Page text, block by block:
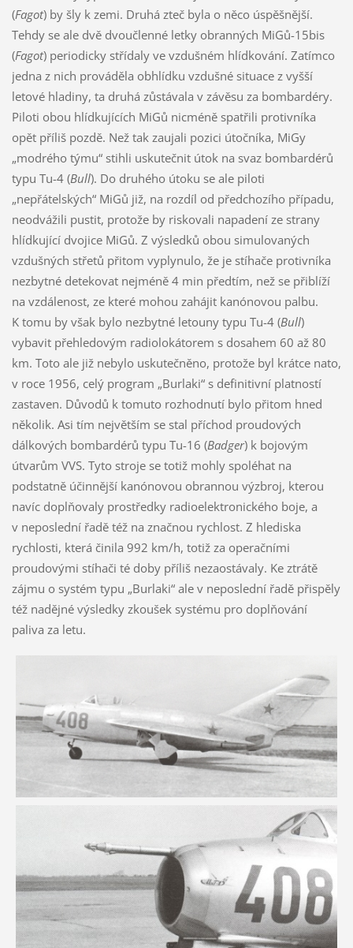
(Fagot) by šly k zemi. Druhá zteč byla o něco úspěšnější.
Tehdy se ale dvě dvoučlenné letky obranných MiGů-15bis
(Fagot) periodicky střídaly ve vzdušném hlídkování. Zatímco
jedna z nich prováděla obhlídku vzdušné situace z vyšší
letové hladiny, ta druhá zůstávala v závěsu za bombardéry.
Piloti obou hlídkujících MiGů nicméně spatřili protivníka
opět příliš pozdě. Než tak zaujali pozici útočníka, MiGy
„modrého týmu“ stihli uskutečnit útok na svaz bombardérů
typu Tu-4 (Bull). Do druhého útoku se ale piloti
„nepřátelských“ MiGů již, na rozdíl od předchozího případu,
neodvážili pustit, protože by riskovali napadení ze strany
hlídkující dvojice MiGů. Z výsledků obou simulovaných
vzdušných střetů přitom vyplynulo, že je stíhače protivníka
nezbytné detekovat nejméně 4 min předtím, než se přiblíží
na vzdálenost, ze které mohou zahájit kanónovou palbu.
K tomu by však bylo nezbytné letouny typu Tu-4 (Bull)
vybavit přehledovým radiolokátorem s dosahem 60 až 80
km. Toto ale již nebylo uskutečněno, protože byl krátce nato,
v roce 1956, celý program „Burlaki“ s definitivní platností
zastaven. Důvodů k tomuto rozhodnutí bylo přitom hned
několik. Asi tím největším se stal příchod proudových
dálkových bombardérů typu Tu-16 (Badger) k bojovým
útvarům VVS. Tyto stroje se totiž mohly spoléhat na
podstatně účinnější kanónovou obrannou výzbroj, kterou
navíc doplňovaly prostředky radioelektronického boje, a
v neposlední řadě též na značnou rychlost. Z hlediska
rychlosti, která činila 992 km/h, totiž za operačními
proudovými stíhači té doby příliš nezaostávaly. Ke ztrátě
zájmu o systém typu „Burlaki“ ale v neposlední řadě přispěly
též nadějné výsledky zkoušek systému pro doplňování
paliva za letu.